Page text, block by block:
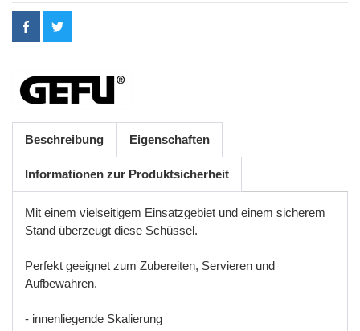
Beschreibung Eigenschaften
Informationen zur Produktsicherheit
Mit einem vielseitigem Einsatzgebiet und einem sicherem
Stand überzeugt diese Schüssel.
Perfekt geeignet zum Zubereiten, Servieren und
Aufbewahren.
- innenliegende Skalierung